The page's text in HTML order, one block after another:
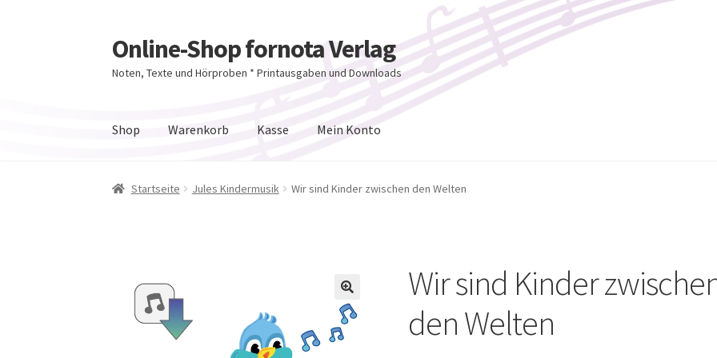
Zur
Navigation
springen
Zum
Inhalt
springen
Online-Shop fornota Verlag
Noten, Texte und Hörproben * Printausgaben und Downloads
Shop Warenkorb Kasse Mein Konto
Startseite Jules Kindermusik Wir sind Kinder zwischen den Welten
🔍
Wir sind Kinder
den Welten